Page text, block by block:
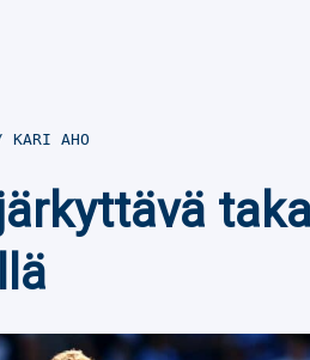
KARI AHO